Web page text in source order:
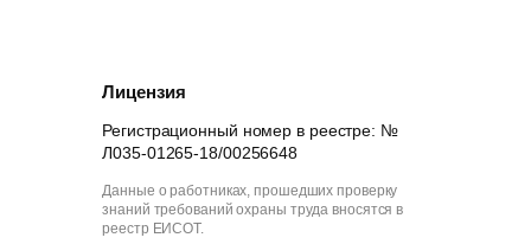
Лицензия
Регистрационный номер в реестре: №
Л035-01265-18/00256648
Данные о работниках, прошедших проверку
знаний требований охраны труда вносятся в
реестр ЕИСОТ.